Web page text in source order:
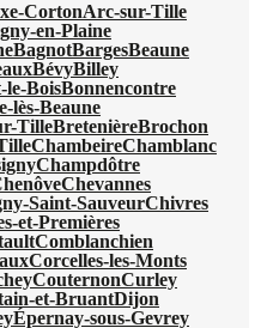
CortonArc-sur-Tille
en-Plaine
BagnotBargesBeaune
BévyBilley
le-BoisBonnencontre
lès-Beaune
TilleBretenièreBrochon
ChambeireChamblanc
Champdôtre
Chevannes
Saint-SauveurChivres
et-Premières
Comblanchien
Corcelles-les-Monts
CouternonCurley
et-BruantDijon
Épernay-sous-Gevrey